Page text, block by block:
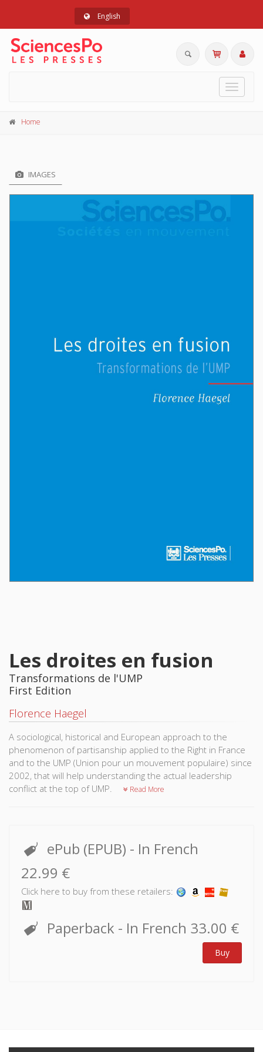
English
Toggle
Home
IMAGES
Les droites en fusion
Transformations de l'UMP
First Edition
Florence Haegel
A sociological, historical and European approach to the
phenomenon of partisanship applied to the Right in France
and to the UMP (Union pour un mouvement populaire) since
2002, that will help understanding the actual leadership
conflict at the top of UMP.
Read More
ePub (EPUB) - In French
22.99 €
Click here to buy from these retailers:
Paperback - In French 33.00 €
Buy